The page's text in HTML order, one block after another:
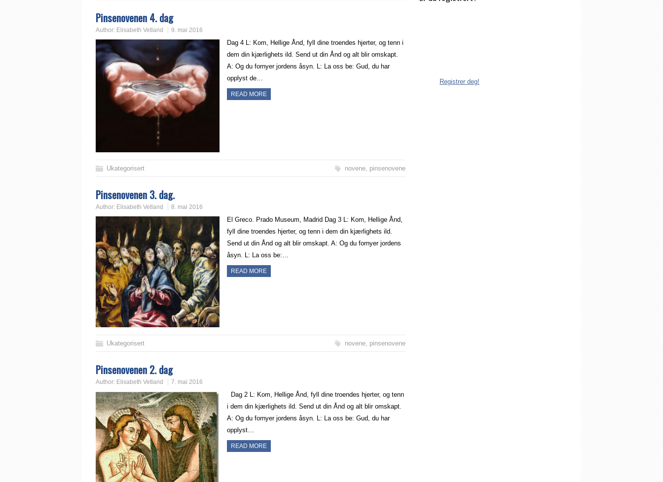
Pinsenovenen 4. dag
Author: Elisabeth Vetland 9. mai 2016
Dag 4 L: Kom, Hellige Ånd, fyll dine troendes hjerter, og tenn i
dem din kjærlighets ild. Send ut din Ånd og alt blir omskapt.
A: Og du fornyer jordens åsyn. L: La oss be: Gud, du har
opplyst de…
READ MORE
Ukategorisert novene, pinsenovene
Pinsenovenen 3. dag.
Author: Elisabeth Vetland 8. mai 2016
El Greco. Prado Museum, Madrid Dag 3 L: Kom, Hellige Ånd,
fyll dine troendes hjerter, og tenn i dem din kjærlighets ild.
Send ut din Ånd og alt blir omskapt. A: Og du fornyer jordens
åsyn. L: La oss be:…
READ MORE
Ukategorisert novene, pinsenovene
Pinsenovenen 2. dag
Author: Elisabeth Vetland 7. mai 2016
Dag 2 L: Kom, Hellige Ånd, fyll dine troendes hjerter, og tenn
i dem din kjærlighets ild. Send ut din Ånd og alt blir omskapt.
A: Og du fornyer jordens åsyn. L: La oss be: Gud, du har
opplyst…
READ MORE
Registrer deg!